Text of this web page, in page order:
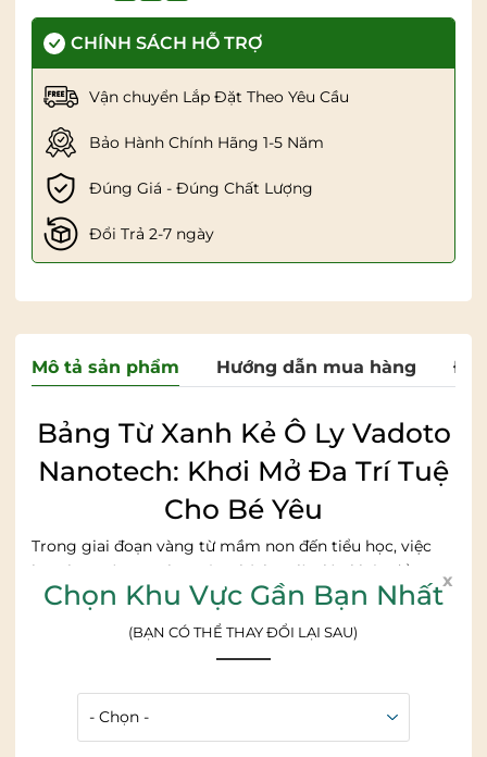
CHÍNH SÁCH HỖ TRỢ
Vận chuyển Lắp Đặt Theo Yêu Cầu
Bảo Hành Chính Hãng 1-5 Năm
Đúng Giá - Đúng Chất Lượng
Đổi Trả 2-7 ngày
Mô tả sản phẩm Hướng dẫn mua hàng
Bảng Từ Xanh Kẻ Ô Ly Vadoto
Nanotech: Khơi Mở Đa Trí Tuệ
Cho Bé Yêu
Trong giai đoạn vàng từ mầm non đến tiểu học, việc
lựa chọn công cụ học tập phù hợp là chìa khóa để con
hình thành tư duy và kỹ năng. Bảng từ xanh kẻ ô ly
tiểu học Vadoto Nanotech
– một sản phẩm tâm huyết
– không chỉ là mặt phẳng để viết, mà còn
thông minh quan trọng.
1. Công nghệ Nanotech vượt trội – An
x
Chọn Khu Vực Gần Bạn Nhất
(BẠN CÓ THỂ THAY ĐỔI LẠI SAU)